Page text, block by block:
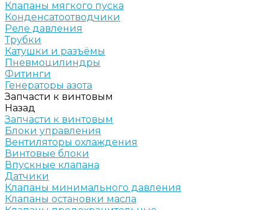
Клапаны мягкого пуска
Конденсатоотводчики
Реле давления
Трубки
Катушки и разъёмы
Пневмоцилиндры
Фитинги
Генераторы азота
Запчасти к винтовым
Назад
Запчасти к винтовым
Блоки управления
Вентиляторы охлаждения
Винтовые блоки
Впускные клапана
Датчики
Клапаны минимального давления
Клапаны остановки масла